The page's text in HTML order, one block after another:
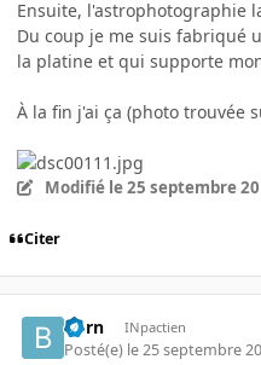
Ensuite, l'astrophotographie
Du coup je me suis fabriqué
la platine et qui supporte
À la fin j'ai ça (photo trouvée
Modifié le 25 septembre
Citer
born INpactien
Posté(e) le 25 septembre